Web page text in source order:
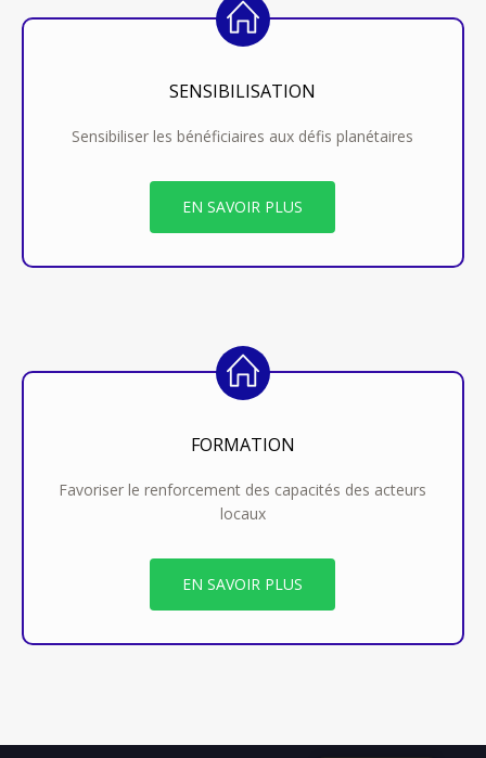
SENSIBILISATION
Sensibiliser les bénéficiaires aux défis planétaires
EN SAVOIR PLUS
FORMATION
Favoriser le renforcement des capacités des acteurs
locaux
EN SAVOIR PLUS